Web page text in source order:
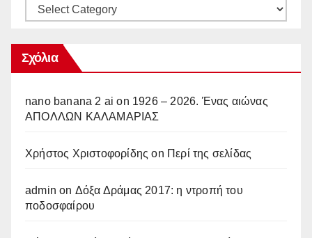
Κατηγορίες
Σχόλια
nano banana 2 ai on 1926 – 2026. Ένας αιώνας
ΑΠΟΛΛΩΝ ΚΑΛΑΜΑΡΙΑΣ
Χρήστος Χριστοφορίδης on Περί της σελίδας
admin on Δόξα Δράμας 2017: η ντροπή του
ποδοσφαίρου